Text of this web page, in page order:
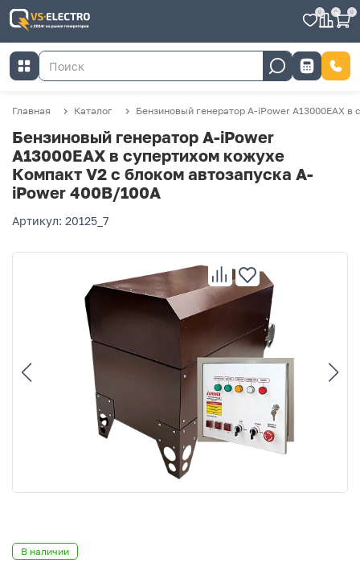
0 0 0
Главная Каталог Бензиновый генератор A-iPower A13000EAX
Бензиновый генератор A-iPower
A13000EAX в супертихом кожухе
Компакт V2 с блоком автозапуска A-
iPower 400В/100А
Артикул: 20125_7
В наличии